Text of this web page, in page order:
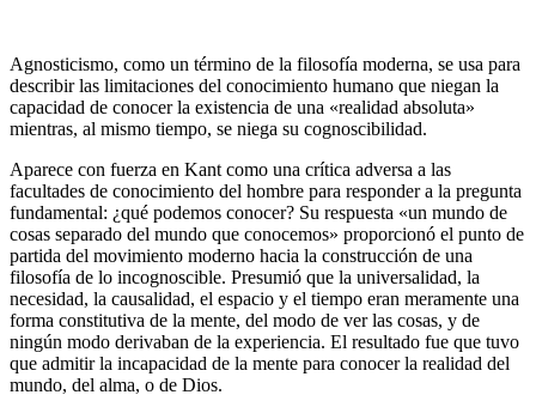
Agnosticismo, como un término de la filosofía moderna, se usa para
describir las limitaciones del conocimiento humano que niegan la
capacidad de cono­cer la existencia de una «realidad absoluta»
mientras, al mismo tiempo, se niega su cognoscibilidad.
Aparece con fuerza en Kant como una crítica adversa a las
facultades de conocimiento del hombre para responder a la pregunta
fundamental: ¿qué podemos conocer? Su respuesta «un mundo de
cosas separado del mundo que conocemos» proporcionó el punto de
partida del movimiento moderno hacia la construcción de una
filosofía de lo incognoscible. Presumió que la universalidad, la
necesidad, la causalidad, el espacio y el tiempo eran me­ramente una
forma constitutiva de la mente, del modo de ver las cosas, y de
ningún modo derivaban de la experiencia. El resultado fue que tuvo
que admitir la incapacidad de la mente para conocer la realidad del
mundo, del alma, o de Dios.